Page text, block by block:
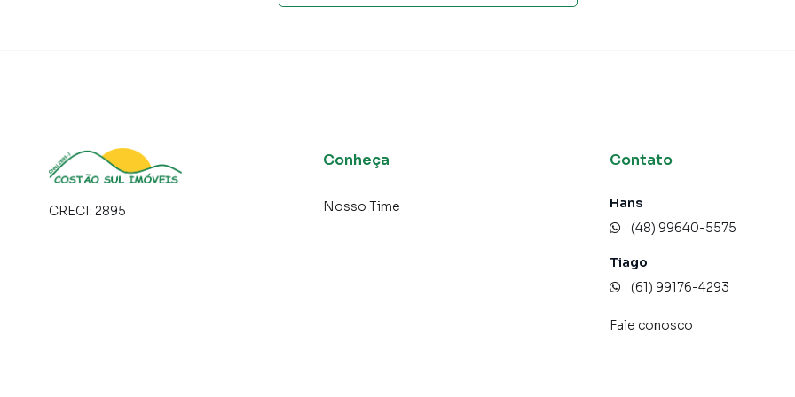
Casa para Venda em região valorizada do bairro Morro das Pedras, em Florianópolis. Não encontrou o
que procurava ou deseja mais informações sobre Casa em Florianópolis? Entre em contato com nossa
equipe pelo telefone (48) 99640-5575.
terrenos, lojas e barracões para venda ou locação, além de empreendimentos em construção ou
lançamentos na planta em Morro das Pedras e em outras regiões de Florianópolis. Aqui você encontra
CRECI: 2895
Conheça
Nosso Time
Contato
Hans
(48) 99640-5575
Tiago
(61) 99176-4293
Fale conosco